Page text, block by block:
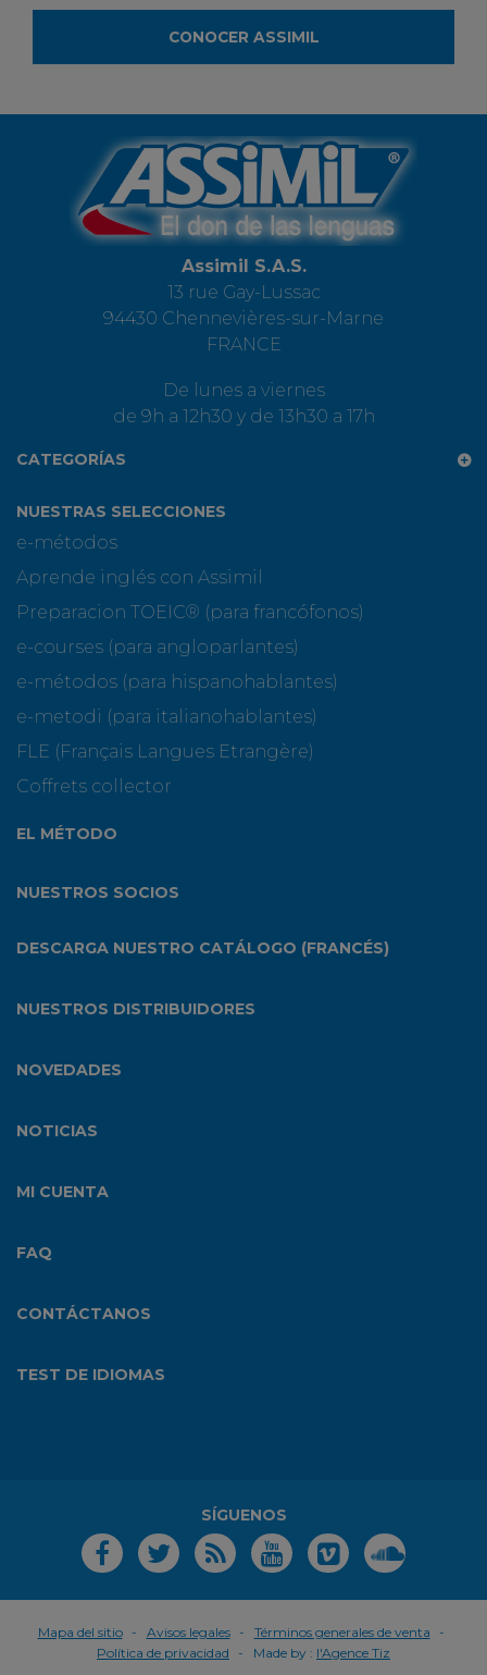
CONOCER ASSIMIL
Assimil S.A.S.
13 rue Gay-Lussac
94430 Chennevières-sur-Marne
FRANCE
De lunes a viernes
de 9h a 12h30 y de 13h30 a 17h
CATEGORÍAS
NUESTRAS SELECCIONES
e-métodos
Aprende inglés con Assimil
Preparacion TOEIC® (para francófonos)
e-courses (para angloparlantes)
e-métodos (para hispanohablantes)
e-metodi (para italianohablantes)
FLE (Français Langues Etrangère)
Coffrets collector
EL MÉTODO
NUESTROS SOCIOS
DESCARGA NUESTRO CATÁLOGO (FRANCÉS)
NUESTROS DISTRIBUIDORES
NOVEDADES
NOTICIAS
MI CUENTA
FAQ
CONTÁCTANOS
TEST DE IDIOMAS
SÍGUENOS
Mapa del sitio Avisos legales
Términos generales de venta
Política de privacidad
Made by : l'Agence Tiz